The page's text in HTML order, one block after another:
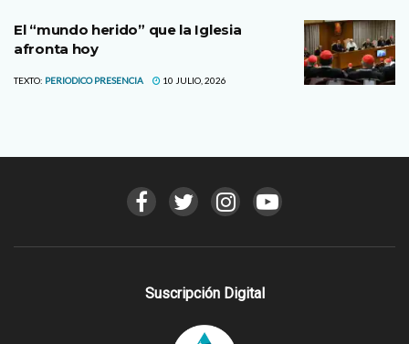
El “mundo herido” que la Iglesia
afronta hoy
TEXTO: PERIODICO PRESENCIA 10 JULIO, 2026
Suscripción Digital